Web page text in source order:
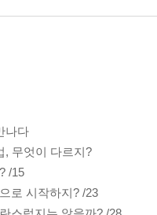
나다
, 무엇이 다르지?
/15
로 시작하지? /23